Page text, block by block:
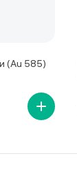
(Au 585)